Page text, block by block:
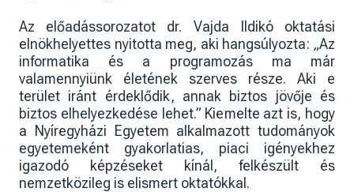
Az előadássorozatot dr. Vajda Ildikó oktatási
elnökhelyettes nyitotta meg, aki hangsúlyozta: „Az
informatika és a programozás ma már
valamennyiünk életének szerves része. Aki e
terület iránt érdeklődik, annak biztos jövője és
biztos elhelyezkedése lehet.” Kiemelte azt is, hogy
a Nyíregyházi Egyetem alkalmazott tudományok
egyetemeként gyakorlatias, piaci igényekhez
igazodó képzéseket kínál, felkészült és
nemzetközileg is elismert oktatókkal.